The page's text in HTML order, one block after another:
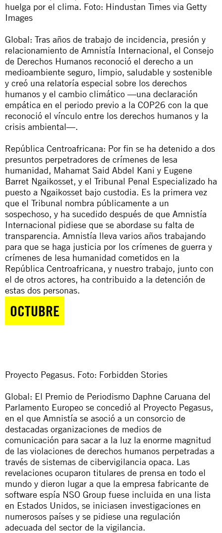
huelga por el clima. Foto: Hindustan Times via Getty
Images
Global: Tras años de trabajo de incidencia, presión y
relacionamiento de Amnistía Internacional, el Consejo
de Derechos Humanos reconoció el derecho a un
medioambiente seguro, limpio, saludable y sostenible
y creó una relatoría especial sobre los derechos
humanos y el cambio climático —una declaración
empática en el periodo previo a la COP26 con la que
reconoció el vínculo entre los derechos humanos y la
crisis ambiental—.
República Centroafricana: Por fin se ha detenido a dos
presuntos perpetradores de crímenes de lesa
humanidad, Mahamat Said Abdel Kani y Eugene
Barret Ngaikosset, y el Tribunal Penal Especializado ha
puesto a Ngaikosset bajo custodia. Es la primera vez
que el Tribunal nombra públicamente a un
sospechoso, y ha sucedido después de que Amnistía
Internacional pidiese que se abordase su falta de
transparencia. Amnistía lleva varios años trabajando
para que se haga justicia por los crímenes de guerra y
crímenes de lesa humanidad cometidos en la
República Centroafricana, y nuestro trabajo, junto con
el de otros actores, ha contribuido a la detención de
estas dos personas.
OCTUBRE
Proyecto Pegasus. Foto: Forbidden Stories
Global: El Premio de Periodismo Daphne Caruana del
Parlamento Europeo se concedió al Proyecto Pegasus,
en el que Amnistía se asoció a un consorcio de
destacadas organizaciones de medios de
comunicación para sacar a la luz la enorme magnitud
de las violaciones de derechos humanos perpetradas a
través de sistemas de cibervigilancia opaca. Las
revelaciones ocuparon titulares de prensa en todo el
mundo y dieron lugar a que la empresa fabricante de
software espía NSO Group fuese incluida en una lista
en Estados Unidos, se iniciasen investigaciones en
numerosos países y se pidiese una regulación
adecuada del sector de la vigilancia.